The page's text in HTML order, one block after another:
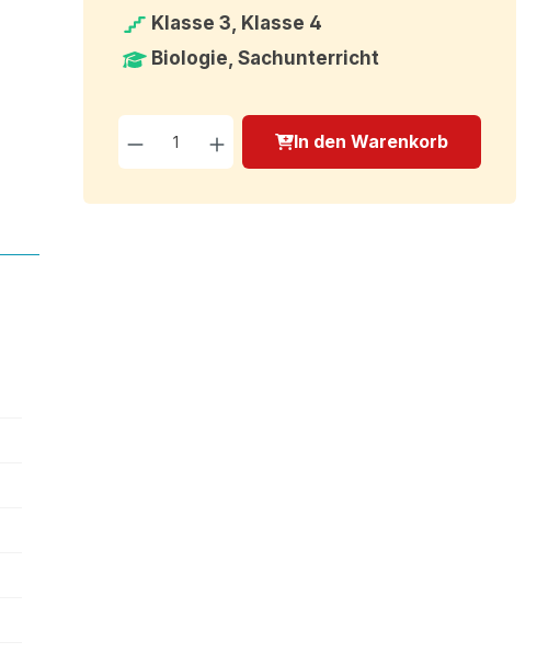
Klasse 3, Klasse 4
Biologie, Sachunterricht
Produkt Anzahl: Gib
In den Warenkorb